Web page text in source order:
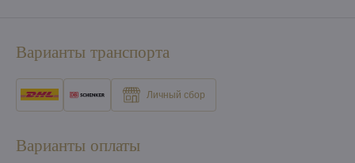
Варианты транспорта
Личный сбор
Варианты оплаты